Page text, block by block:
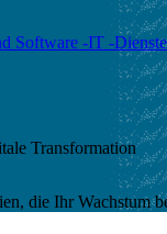
Software -IT -Dienste
Transformation
die Ihr Wachstum